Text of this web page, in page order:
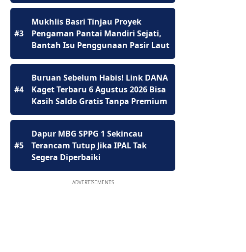
#3
Mukhlis Basri Tinjau Proyek
Pengaman Pantai Mandiri Sejati,
Bantah Isu Penggunaan Pasir Laut
#4
Buruan Sebelum Habis! Link DANA
Kaget Terbaru 6 Agustus 2026 Bisa
Kasih Saldo Gratis Tanpa Premium
#5
Dapur MBG SPPG 1 Sekincau
Terancam Tutup Jika IPAL Tak
Segera Diperbaiki
ADVERTISEMENTS